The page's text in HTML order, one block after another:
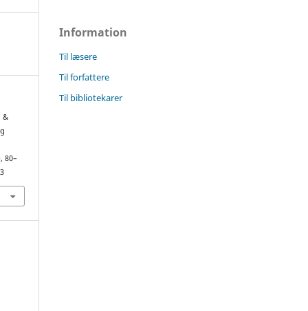
&
80–
Information
Til læsere
Til forfattere
Til bibliotekarer